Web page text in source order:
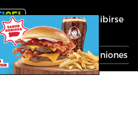
Inscribirse
Economía Opiniones